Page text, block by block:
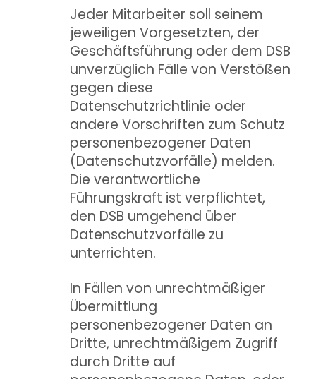
Jeder Mitarbeiter soll seinem
jeweiligen Vorgesetzten, der
Geschäftsführung oder dem DSB
unverzüglich Fälle von Verstößen
gegen diese
Datenschutzrichtlinie oder
andere Vorschriften zum Schutz
personenbezogener Daten
(Datenschutzvorfälle) melden.
Die verantwortliche
Führungskraft ist verpflichtet,
den DSB umgehend über
Datenschutzvorfälle zu
unterrichten.
In Fällen von unrechtmäßiger
Übermittlung
personenbezogener Daten an
Dritte, unrechtmäßigem Zugriff
durch Dritte auf